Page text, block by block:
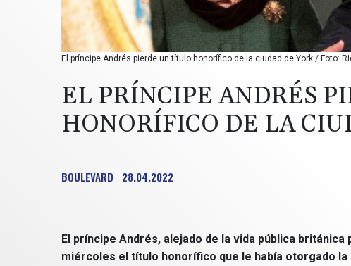
El príncipe Andrés pierde un título honorífico de la ciudad de York / Foto:
EL PRÍNCIPE ANDRÉS
HONORÍFICO DE LA
BOULEVARD 28.04.2022
El príncipe Andrés, alejado de la vida pública
miércoles el título honorífico que le había otorgado la